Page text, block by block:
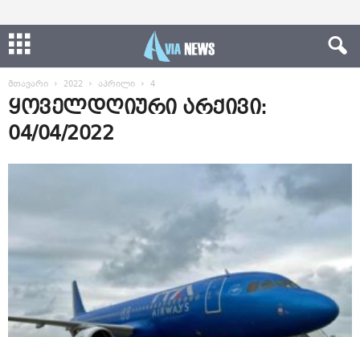
მთავარი 2022 აპრილი 4
ყოველდღიური არქივი:
04/04/2022